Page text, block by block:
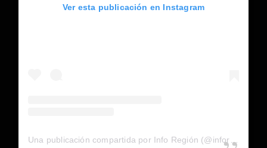
Ver esta publicación en Instagram